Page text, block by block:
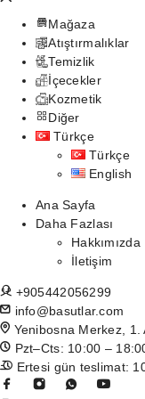
Mağaza
Atıştırmalıklar
Temizlik
İçecekler
Kozmetik
Diğer
Türkçe
Türkçe
English
Ana Sayfa
Daha Fazlası
Hakkımızda
İletişim
+905442056299
info@basutlar.com
Yenibosna Merkez,
Pzt–Cts: 10:00 –
Ertesi gün teslimat: